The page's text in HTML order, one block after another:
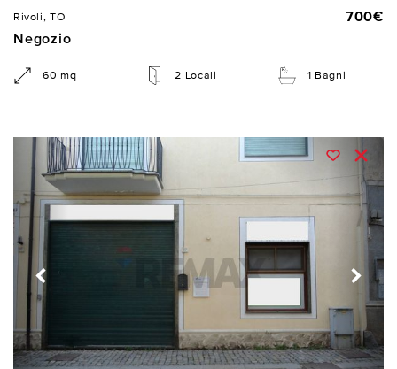
Rivoli, TO
700€
Negozio
60 mq 2 Locali 1 Bagni